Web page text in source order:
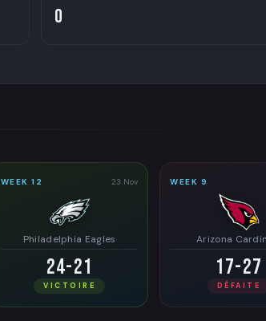
0
WEEK 12 23 Nov
Philadelphia Eagles
24-21
VICTOIRE
WEEK 9
Arizona
17-27
DÉFAITE